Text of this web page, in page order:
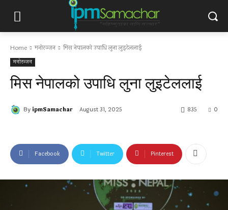
Home मनोरञ्जन मिस नेपालको उपाधि लुना लुइटेललाई
मनोरञ्जन
मिस नेपालको उपाधि लुना लुइटेललाई
By ipmSamachar August 31, 2025 0
835
Facebook Twitter Pinterest